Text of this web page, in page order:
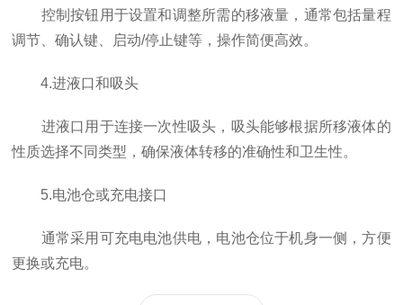
控制按钮用于设置和调整所需的移液量，通常包括量程
调节、确认键、启动/停止键等，操作简便高效。
4.进液口和吸头
进液口用于连接一次性吸头，吸头能够根据所移液体的
性质选择不同类型，确保液体转移的准确性和卫生性。
5.电池仓或充电接口
通常采用可充电电池供电，电池仓位于机身一侧，方便
更换或充电。